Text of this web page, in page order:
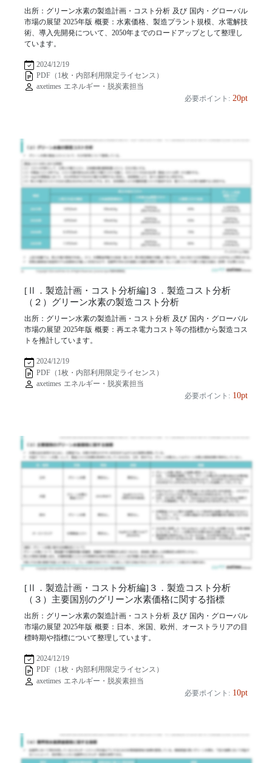
出所：グリーン水素の製造計画・コスト分析 及び 国内・グローバル
市場の展望 2025年版 概要：水素価格、製造プラント規模、水電解技
術、導入先開発について、2050年までのロードアップとして整理し
ています。
2024/12/19
PDF（1枚・内部利用限定ライセンス）
axetimes エネルギー・脱炭素担当
必要ポイント: 20pt
[Ⅱ．製造計画・コスト分析編]３．製造コスト分析
（２）グリーン水素の製造コスト分析
出所：グリーン水素の製造計画・コスト分析 及び 国内・グローバル
市場の展望 2025年版 概要：再エネ電力コスト等の指標から製造コス
トを推計しています。
2024/12/19
PDF（1枚・内部利用限定ライセンス）
axetimes エネルギー・脱炭素担当
必要ポイント: 10pt
[Ⅱ．製造計画・コスト分析編]３．製造コスト分析
（３）主要国別のグリーン水素価格に関する指標
出所：グリーン水素の製造計画・コスト分析 及び 国内・グローバル
市場の展望 2025年版 概要：日本、米国、欧州、オーストラリアの目
標時期や指標について整理しています。
2024/12/19
PDF（1枚・内部利用限定ライセンス）
axetimes エネルギー・脱炭素担当
必要ポイント: 10pt